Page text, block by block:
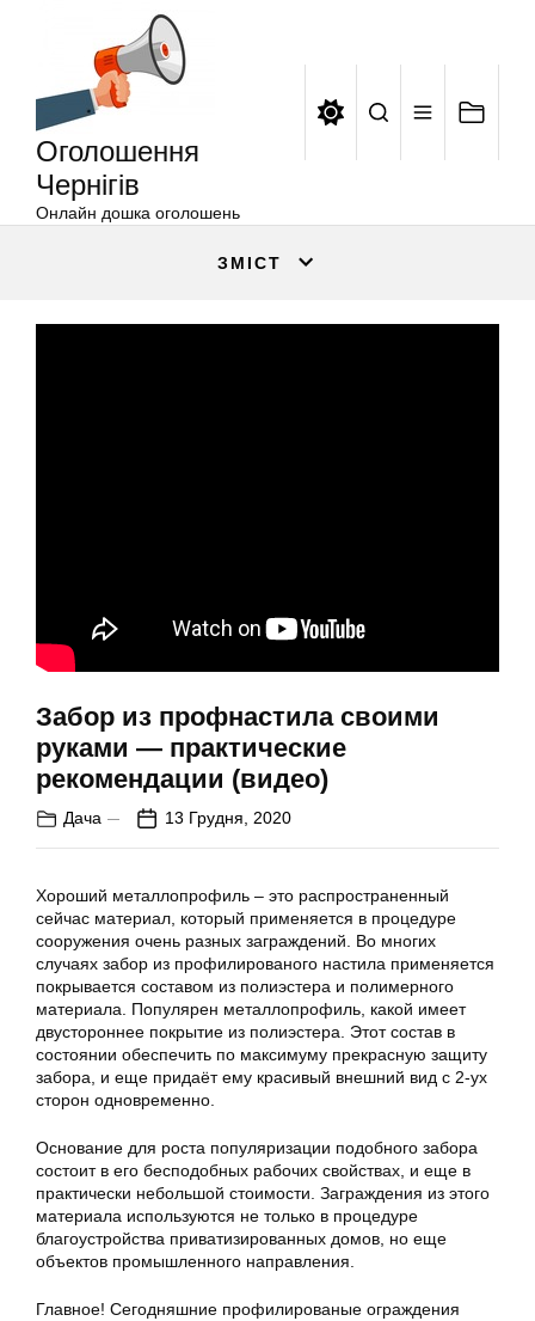
Оголошення
Чернігів
Онлайн дошка оголошень
ЗМІСТ
Забор из профнастила своими
руками — практические
рекомендации (видео)
Дача 13 Грудня, 2020
Хороший металлопрофиль – это распространенный
сейчас материал, который применяется в процедуре
сооружения очень разных заграждений. Во многих
случаях забор из профилированого настила применяется
покрывается составом из полиэстера и полимерного
материала. Популярен металлопрофиль, какой имеет
двустороннее покрытие из полиэстера. Этот состав в
состоянии обеспечить по максимуму прекрасную защиту
забора, и еще придаёт ему красивый внешний вид с 2-ух
сторон одновременно.
Основание для роста популяризации подобного забора
состоит в его бесподобных рабочих свойствах, и еще в
практически небольшой стоимости. Заграждения из этого
материала используются не только в процедуре
благоустройства приватизированных домов, но еще
объектов промышленного направления.
Главное! Сегодняшние профилированые ограждения